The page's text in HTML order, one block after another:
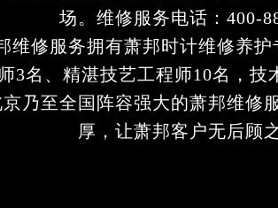
场。维修服务电话：400-
维修服务拥有萧邦时计维修养
3名、精湛技艺工程师10名，技
乃至全国阵容强大的萧邦维修
厚，让萧邦客户无后顾